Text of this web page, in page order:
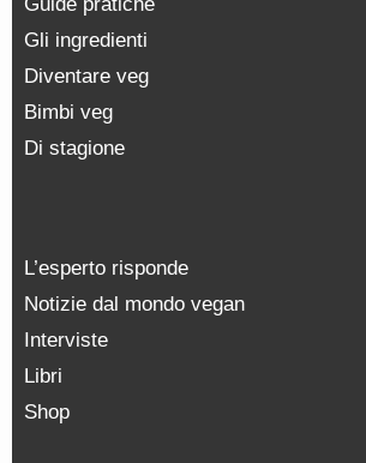
Gli ingredienti
Diventare veg
Bimbi veg
Di stagione
L’esperto risponde
Notizie dal mondo vegan
Interviste
Libri
Shop